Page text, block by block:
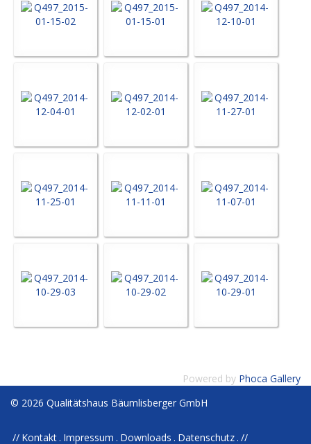
Powered by Phoca Gallery
© 2026 Qualitätshaus Bäumlisberger GmbH
Kontakt Impressum Downloads Datenschutz //